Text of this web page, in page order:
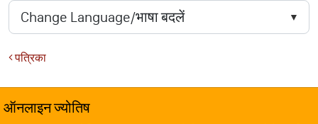
पत्रिका
ऑनलाइन ज्योतिष